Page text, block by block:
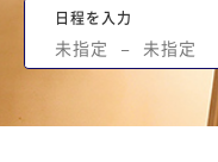
日程を入力
未指定 − 未指定